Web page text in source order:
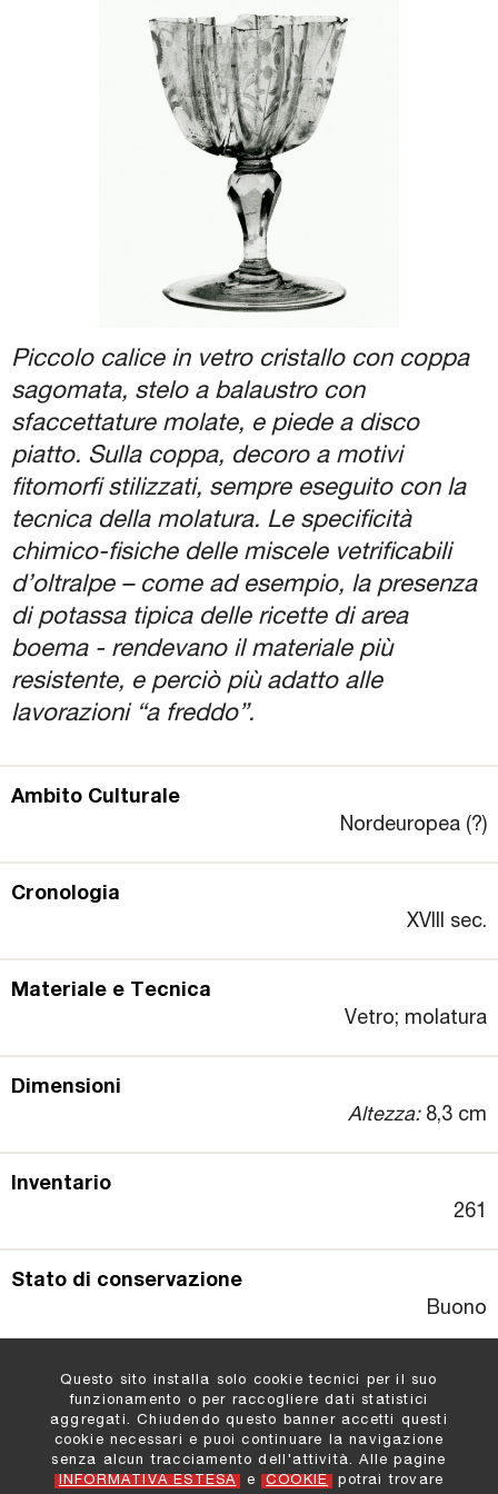
Biglietti e Orari
Piccolo calice in vetro cristallo con coppa
sagomata, stelo a balaustro con
sfaccettature molate, e piede a disco
piatto. Sulla coppa, decoro a motivi
fitomorfi stilizzati, sempre eseguito con la
tecnica della molatura. Le specificità
chimico-fisiche delle miscele vetrificabili
d’oltralpe – come ad esempio, la presenza
di potassa tipica delle ricette di area
boema - rendevano il materiale più
resistente, e perciò più adatto alle
lavorazioni “a freddo”.
Ambito Culturale
Nordeuropea (?)
Cronologia
XVIII sec.
Materiale e Tecnica
Vetro; molatura
Dimensioni
Altezza: 8,3 cm
Inventario
261
Stato di conservazione
Buono
Comune di Padova :
Settore Cultura e Turismo
Informazioni e Contatti
Questo sito installa solo cookie tecnici per il suo
funzionamento o per raccogliere dati statistici
aggregati. Chiudendo questo banner accetti questi
cookie necessari e puoi continuare la navigazione
senza alcun tracciamento dell'attività. Alle pagine
INFORMATIVA ESTESA
e COOKIE potrai trovare